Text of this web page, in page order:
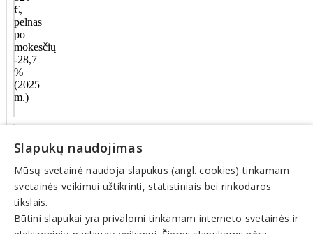
€,
pelnas
po
mokesčių
-28,7
%
(2025
m.)
Veiklos
sritys
Automobilių
paslaugos
Slapukų naudojimas
Mūsų svetainė naudoja slapukus (angl. cookies) tinkamam
svetainės veikimui užtikrinti, statistiniais bei rinkodaros
tikslais.
Būtini slapukai yra privalomi tinkamam interneto svetainės ir